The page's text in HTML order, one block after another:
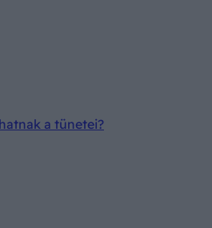
a tünetei?